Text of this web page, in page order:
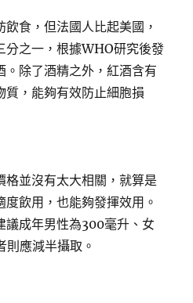
食，但法國人比起美國，
分之一，根據WHO研究後發
。除了酒精之外，紅酒含有
質，能夠有效防止細胞損
格並沒有太大相關，就算是
飲用，也能夠發揮效用。
議成年男性為300毫升、女
應減半攝取。